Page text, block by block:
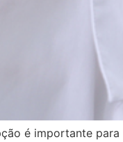
é importante